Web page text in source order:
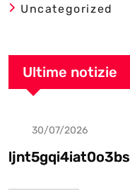
Uncategorized
Ultime notizie
Uncategorized
30/07/2026
ljnt5gqi4iat0o3bs